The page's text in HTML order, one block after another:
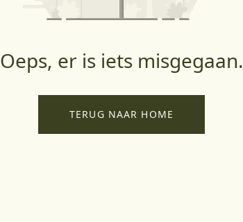
Oeps, er is iets misgegaan.
TERUG NAAR HOME